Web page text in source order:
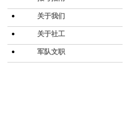
关于我们
关于社工
军队文职